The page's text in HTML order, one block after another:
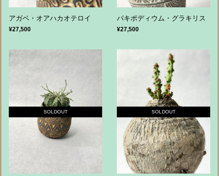
アガベ・オアハカオテロイ
¥27,500
パキポディウム・グラキリス
¥27,500
SOLDOUT SOLDOUT